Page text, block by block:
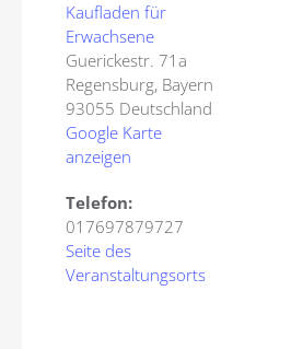
Kaufladen für
Erwachsene
Guerickestr. 71a
Regensburg, Bayern
93055 Deutschland
Google Karte
anzeigen
Telefon:
017697879727
Seite des
Veranstaltungsorts